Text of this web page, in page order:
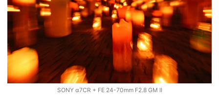
SONY α7CR + FE 24-70mm F2.8 GM II